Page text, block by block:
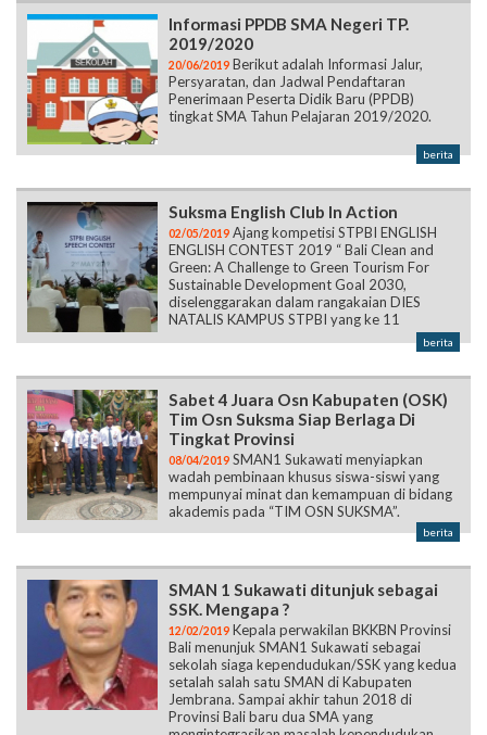
Informasi PPDB SMA Negeri TP.
2019/2020
20/06/2019 Berikut adalah Informasi Jalur,
Persyaratan, dan Jadwal Pendaftaran
Penerimaan Peserta Didik Baru (PPDB)
tingkat SMA Tahun Pelajaran 2019/2020.
berita
Suksma English Club In Action
02/05/2019 Ajang kompetisi STPBI ENGLISH
ENGLISH CONTEST 2019 “ Bali Clean and
Green: A Challenge to Green Tourism For
Sustainable Development Goal 2030,
diselenggarakan dalam rangakaian DIES
NATALIS KAMPUS STPBI yang ke 11
berita
Sabet 4 Juara Osn Kabupaten (OSK)
Tim Osn Suksma Siap Berlaga Di
Tingkat Provinsi
08/04/2019 SMAN1 Sukawati menyiapkan
wadah pembinaan khusus siswa-siswi yang
mempunyai minat dan kemampuan di bidang
akademis pada “TIM OSN SUKSMA”.
berita
SMAN 1 Sukawati ditunjuk sebagai
SSK. Mengapa ?
12/02/2019 Kepala perwakilan BKKBN Provinsi
Bali menunjuk SMAN1 Sukawati sebagai
sekolah siaga kependudukan/SSK yang kedua
setalah salah satu SMAN di Kabupaten
Jembrana. Sampai akhir tahun 2018 di
Provinsi Bali baru dua SMA yang